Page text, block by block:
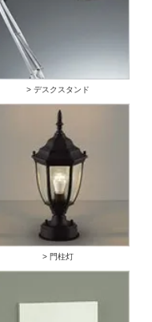
> デスクスタンド
> 門柱灯